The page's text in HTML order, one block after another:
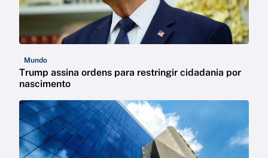
Mundo
Trump assina ordens para restringir cidadania por
nascimento